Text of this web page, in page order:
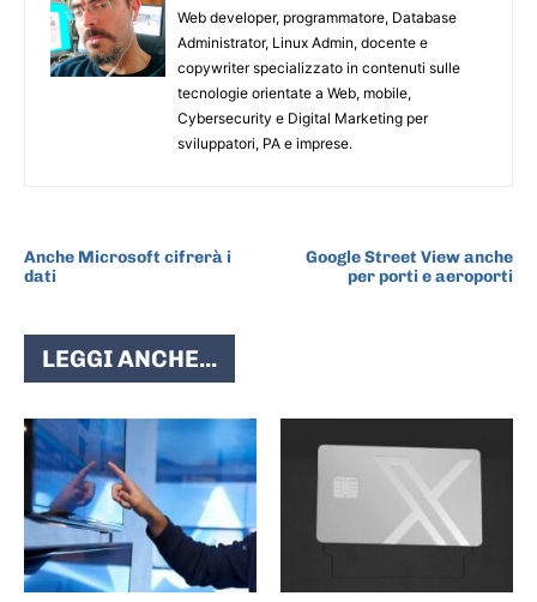
Web developer, programmatore, Database
Administrator, Linux Admin, docente e
copywriter specializzato in contenuti sulle
tecnologie orientate a Web, mobile,
Cybersecurity e Digital Marketing per
sviluppatori, PA e imprese.
Anche Microsoft cifrerà i
dati
Google Street View anche
per porti e aeroporti
LEGGI ANCHE...